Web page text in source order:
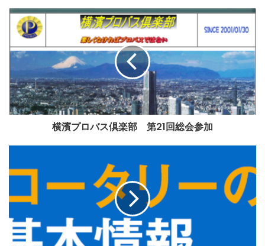
開会 ： 清水 隆志会長
ロータリーソング：奉仕の理想
イニシエーションスピーチ 大
野 愛会員
横濱プロバス倶楽部 第21回総会参加